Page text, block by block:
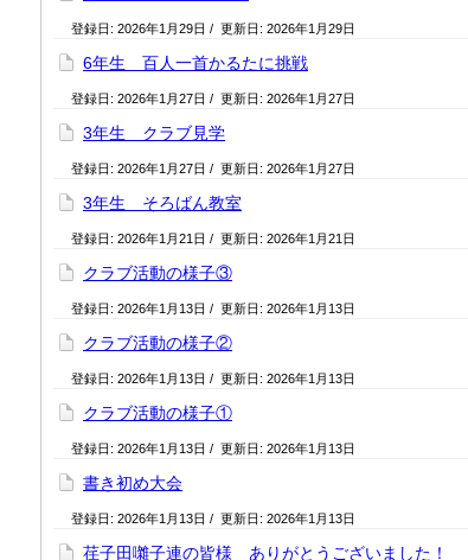
登録日: 2026年1月29日 / 更新日: 2026年1月29日
6年生 百人一首かるたに挑戦
登録日: 2026年1月27日 / 更新日: 2026年1月27日
3年生 クラブ見学
登録日: 2026年1月27日 / 更新日: 2026年1月27日
3年生 そろばん教室
登録日: 2026年1月21日 / 更新日: 2026年1月21日
クラブ活動の様子③
登録日: 2026年1月13日 / 更新日: 2026年1月13日
クラブ活動の様子②
登録日: 2026年1月13日 / 更新日: 2026年1月13日
クラブ活動の様子①
登録日: 2026年1月13日 / 更新日: 2026年1月13日
書き初め大会
登録日: 2026年1月13日 / 更新日: 2026年1月13日
荏子田囃子連の皆様 ありがとうございました！